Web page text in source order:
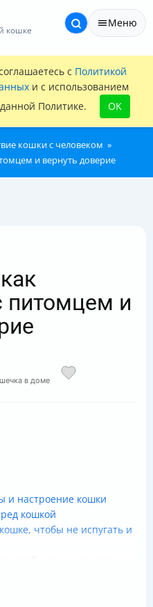
кошке
Меню
с Политикой
и с использованием
Политике.
OK
кошки с человеком
и вернуть доверие
питомцем и
в доме
и настроение кошки
кошкой
чтобы не испугать и
восстановить